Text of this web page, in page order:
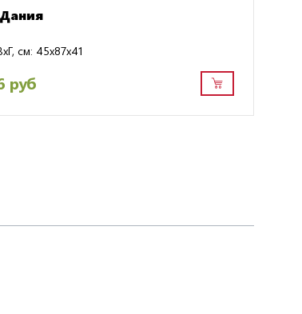
см: 45x87x41
руб